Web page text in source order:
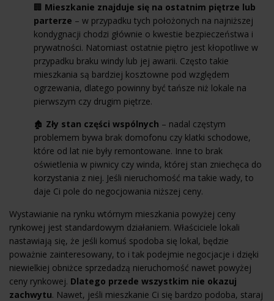
🏢 Mieszkanie znajduje się na ostatnim piętrze lub
parterze – w przypadku tych położonych na najniższej
kondygnacji chodzi głównie o kwestie bezpieczeństwa i
prywatności. Natomiast ostatnie piętro jest kłopotliwe w
przypadku braku windy lub jej awarii. Często takie
mieszkania są bardziej kosztowne pod względem
ogrzewania, dlatego powinny być tańsze niż lokale na
pierwszym czy drugim piętrze.
🏚️ Zły stan części wspólnych – nadal częstym
problemem bywa brak domofonu czy klatki schodowe,
które od lat nie były remontowane. Inne to brak
oświetlenia w piwnicy czy winda, której stan zniechęca do
korzystania z niej. Jeśli nieruchomość ma takie wady, to
daje Ci pole do negocjowania niższej ceny.
Wystawianie na rynku wtórnym mieszkania powyżej ceny
rynkowej jest standardowym działaniem. Właściciele lokali
nastawiają się, że jeśli komuś spodoba się lokal, będzie
poważnie zainteresowany, to i tak podejmie negocjacje i dzięki
niewielkiej obniżce sprzedadzą nieruchomość nawet powyżej
ceny rynkowej. Dlatego przede wszystkim nie okazuj
zachwytu. Nawet, jeśli mieszkanie Ci się bardzo podoba, staraj